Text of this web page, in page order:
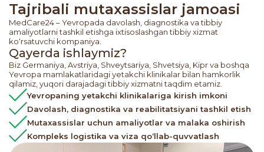
Tajribali mutaxassislar jamoasi
MedCare24 – Yevropada davolash, diagnostika va tibbiy
amaliyotlarni tashkil etishga ixtisoslashgan tibbiy xizmat
ko‘rsatuvchi kompaniya.
Qayerda ishlaymiz?
Biz Germaniya, Avstriya, Shveytsariya, Shvetsiya, Kipr va boshqa
Yevropa mamlakatlaridagi yetakchi klinikalar bilan hamkorlik
qilamiz, yuqori darajadagi tibbiy xizmatni taqdim etamiz.
Yevropaning yetakchi klinikalariga kirish imkoni
Davolash, diagnostika va reabilitatsiyani tashkil etish
Mutaxassislar uchun amaliyotlar va malaka oshirish
Kompleks logistika va viza qo‘llab-quvvatlash